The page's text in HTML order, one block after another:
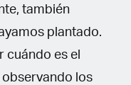
también
plantado.
cuándo es el
los